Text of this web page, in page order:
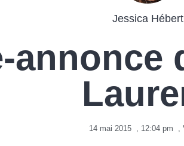
Jessica Hébert
annonce
14 mai 2015 , 12:04 pm ,